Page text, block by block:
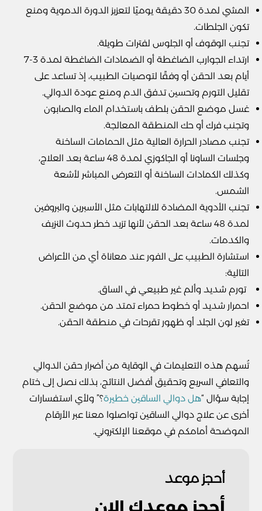
أحجز موعد
أحجز موعدك الان
المشي لمدة 30 دقيقة يوميًا لتعزيز الدورة الدموية ومنع
تكون الجلطات.
تجنب الوقوف أو الجلوس لفترات طويلة.
ارتداء الجوارب الضاغطة أو الضمادات الضاغطة لمدة 3-7
أيام بعد الحقن أو وفقًا لتوصيات الطبيب، إذ تساعد على
تقليل التورم وتحسين تدفق الدم ومنع عودة الدوالي.
غسل موضع الحقن بلطف باستخدام الماء والصابون
وتجنب فرك أو حك المنطقة المعالجة.
تجنب مصادر الحرارة العالية مثل الحمامات الساخنة
وجلسات الساونا أو الجاكوزي لمدة 48 ساعة بعد العلاج،
وكذلك الكمادات الساخنة أو التعرض المباشر لأشعة
الشمس.
تجنب الأدوية المضادة للالتهابات مثل الأسبرين والبروفين
لمدة 48 ساعة بعد الحقن لأنها تزيد خطر حدوث النزيف
والكدمات.
استشارة الطبيب على الفور عند معاناة أي من الأعراض
التالية:
تورم شديد وألم غير طبيعي في الساق.
احمرار شديد أو خطوط حمراء تمتد من موضع الحقن.
تغير لون الجلد أو ظهور تقرحات في منطقة الحقن.
تُسهم هذه التعليمات في الوقاية من أضرار حقن الدوالي
والتعافي السريع وتحقيق أفضل النتائج، بذلك نصل إلى ختام
إجابة سؤال “هل دوالي الساقين خطيرة؟” ولأي استفسارات
أخرى عن علاج دوالي الساقين تواصلوا معنا عبر الأرقام
الموضحة أمامكم في موقعنا الإلكتروني.